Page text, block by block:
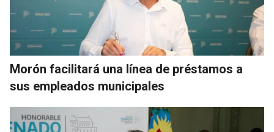
Morón facilitará una línea de préstamos a
sus empleados municipales